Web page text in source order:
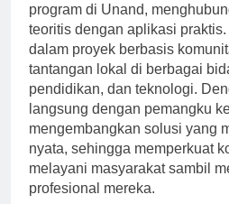
program di Unand,
teoritis dengan aplikasi
dalam proyek berbasis
tantangan lokal di berbagai
pendidikan, dan teknologi.
langsung dengan pemangku
mengembangkan solusi yang
nyata, sehingga memperkuat
melayani masyarakat sambil
profesional mereka.